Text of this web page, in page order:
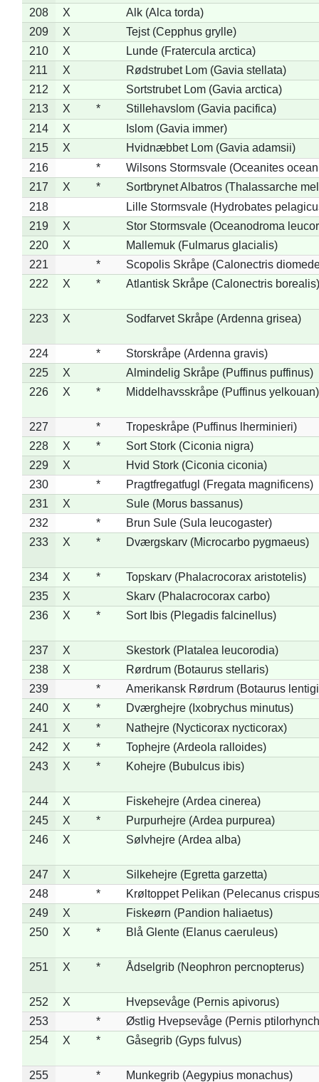
208 X
Alk (Alca torda)
209
X
Tejst (Cepphus grylle)
210
X
Lunde (Fratercula arctica)
211
X
Rødstrubet Lom (Gavia stellata)
212
X
Sortstrubet Lom (Gavia arctica)
213
X *
Stillehavslom (Gavia pacifica)
214
X
Islom (Gavia immer)
215
X
Hvidnæbbet Lom (Gavia adamsii)
216
*
Wilsons Stormsvale (Oceanites
217
X *
Sortbrynet Albatros (Thalassarche
218
Lille Stormsvale (Hydrobates
219
X
Stor Stormsvale (Oceanodroma
220
X
Mallemuk (Fulmarus glacialis)
221
*
Scopolis Skråpe (Calonectris
222
X * Atlantisk Skråpe (Calonectris borealis)
223 X Sodfarvet Skråpe (Ardenna grisea)
224 *
Storskråpe (Ardenna gravis)
225
X
Almindelig Skråpe (Puffinus puffinus)
226
X * Middelhavsskråpe (Puffinus yelkouan)
227 *
Tropeskråpe (Puffinus lherminieri)
228
X *
Sort Stork (Ciconia nigra)
229
X
Hvid Stork (Ciconia ciconia)
230
*
Pragtfregatfugl (Fregata magnificens)
231
X
Sule (Morus bassanus)
232
*
Brun Sule (Sula leucogaster)
233
X * Dværgskarv (Microcarbo pygmaeus)
234 X *
Topskarv (Phalacrocorax aristotelis)
235
X
Skarv (Phalacrocorax carbo)
236
X * Sort Ibis (Plegadis falcinellus)
237 X
Skestork (Platalea leucorodia)
238
X
Rørdrum (Botaurus stellaris)
239
*
Amerikansk Rørdrum (Botaurus
240
X *
Dværghejre (Ixobrychus minutus)
241
X *
Nathejre (Nycticorax nycticorax)
242
X *
Tophejre (Ardeola ralloides)
243
X * Kohejre (Bubulcus ibis)
244 X
Fiskehejre (Ardea cinerea)
245
X *
Purpurhejre (Ardea purpurea)
246
X Sølvhejre (Ardea alba)
247 X
Silkehejre (Egretta garzetta)
248
*
Krøltoppet Pelikan (Pelecanus
249
X
Fiskeørn (Pandion haliaetus)
250
X * Blå Glente (Elanus caeruleus)
251 X * Ådselgrib (Neophron percnopterus)
252 X
Hvepsevåge (Pernis apivorus)
253
*
Østlig Hvepsevåge (Pernis
254
X * Gåsegrib (Gyps fulvus)
255 *
Munkegrib (Aegypius monachus)